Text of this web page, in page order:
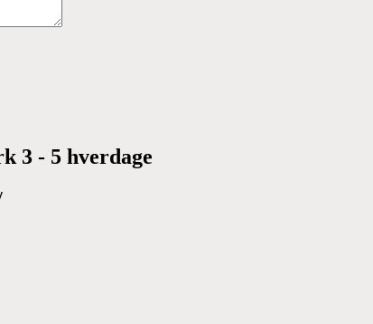
3 - 5 hverdage